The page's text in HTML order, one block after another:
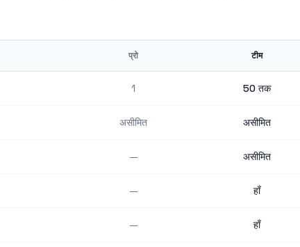
प्रो टीम
1 50 तक
असीमित असीमित
— असीमित
— हाँ
— हाँ